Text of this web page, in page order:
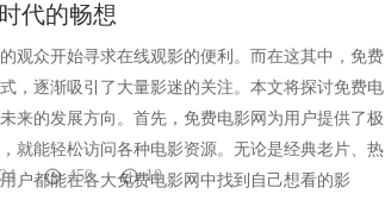
代的畅想
观众开始寻求在线观影的便利。而在这其中，免费
，逐渐吸引了大量影迷的关注。本文将探讨免费电
来的发展方向。首先，免费电影网为用户提供了极
就能轻松访问各种电影资源。无论是经典老片、热
户都能在各大免费电影网中找到自己想看的影
450 10